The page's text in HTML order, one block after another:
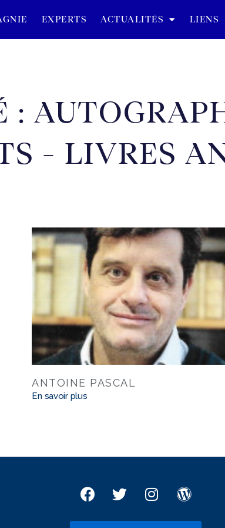
EXPERTS ACTUALITÉS LIENS
:
- LIVRES
ANTOINE PASCAL
En savoir plus